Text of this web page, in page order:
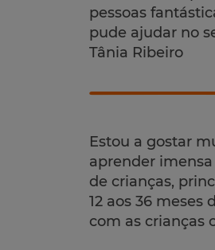
pessoas
pude ajudar no
Tânia Ribeiro
Estou a gostar
aprender
de crianças,
12 aos 36
com as crianças